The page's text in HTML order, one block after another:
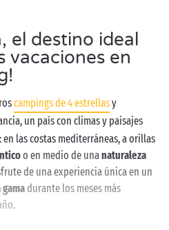
el destino ideal
vacaciones en
campings de 4 estrellasy
un país con climas y paisajes
en las costas mediterráneas, a orillas
o en medio de unanaturaleza
de una experiencia única en un
durante los meses más